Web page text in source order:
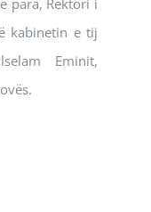
para, Rektori i
kabinetin e tij
Eminit,